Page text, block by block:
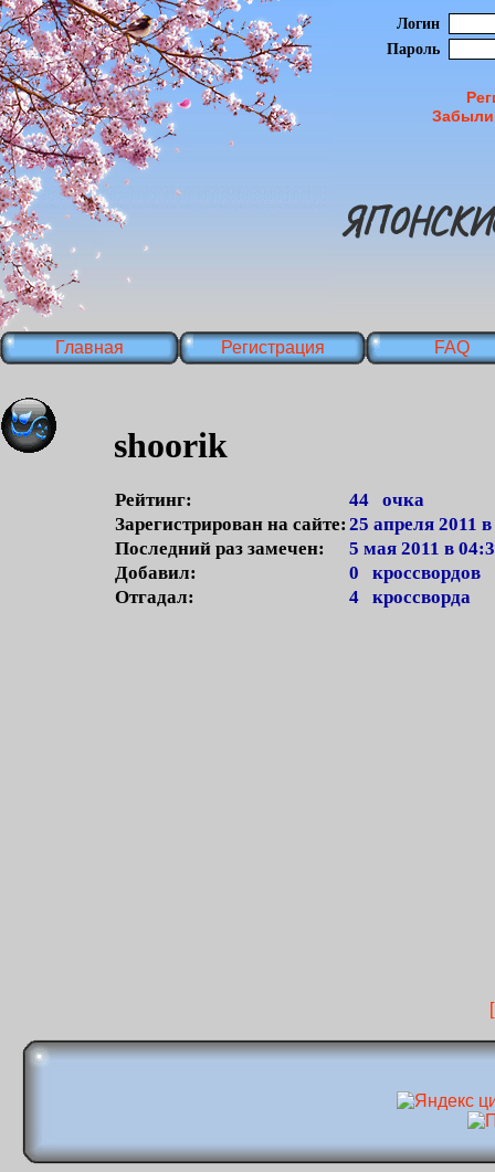
Логин
Пароль
Главная Регистрация FAQ
shoorik
Рейтинг:
44 очка
Зарегистрирован на сайте: 25 апреля 2011
Последний раз замечен:
5 мая 2011 в
Добавил:
0 кроссвордов
Отгадал:
4 кроссворда